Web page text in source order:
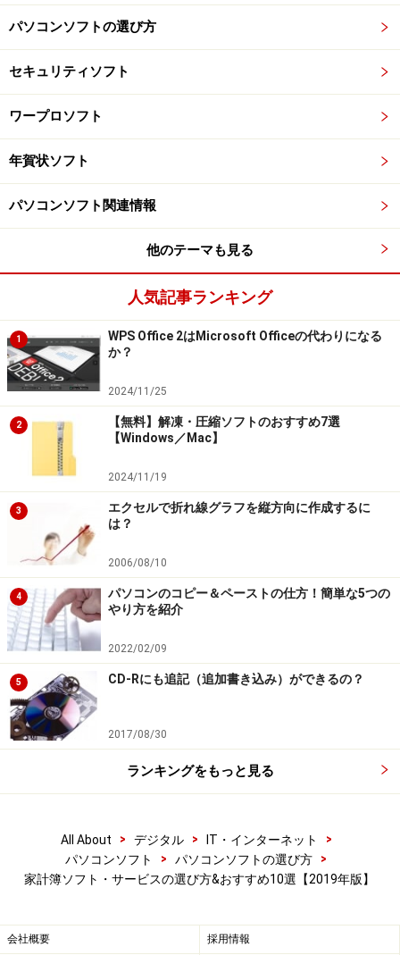
的な家庭と比べて食費が多いですよ！」なんてアドバイ
もなりますよね。
ここでは、代表的な家計簿ソフトを5本ご紹介します。
体験版や無料で使えるフリーソフト版が用意されている
製品もありますので、購入前には必ず試してみてくださ
また、最近はWebブラウザだけで利用できたり、スマー
したサービスは無料で利用できるものが多く、パソコン
られます。「これから始めてみよう」という方は、ぜひ
試してみてください。
てきぱき家計簿マム9（テクニカルソフト）
～カレンダーとレシート入力画面を一新し
てさらに便利に、使いやすく進化
「てきぱき家計簿マム9」は、最初の製品が1994年にリ
リースされた歴史のあるソフトです。バージョンアップ
のたびに機能を追加・改良しているのも安心できます。
たとえば、おサイフケータイやnanaco、WAON、Edyカ
ード、PASMOなどの電子マネー利用履歴を自動的に読み
取ったり（市販の専用リーダーが必要）、電気、ガス、
水道などの使用量をタブ分けして管理し、それぞれのグ
ラフを作成できる機能など、時代に合わせた機能が搭載
されています。画面デザインもアイコンが多用されて楽
しい雰囲気です。
てきぱき家計簿マム9。まずは体験版で試してみることをお
パソコンソフトの選び方
セキュリティソフト
ワープロソフト
年賀状ソフト
パソコンソフト関連情報
他のテーマも見る
人気記事ランキング
1
WPS Office 2はMicrosoft Officeの代わりになる
か？
2024/11/25
2
【無料】解凍・圧縮ソフトのおすすめ7選
【Windows／Mac】
2024/11/19
3
エクセルで折れ線グラフを縦方向に作成するに
は？
2006/08/10
4
パソコンのコピー＆ペーストの仕方！簡単な5つの
やり方を紹介
2022/02/09
5 CD-Rにも追記（追加書き込み）ができるの？
2017/08/30
ランキングをもっと見る
All About > デジタル > IT・インターネット
>
パソコンソフト
> パソコンソフトの選び方
>
家計簿ソフト・サービスの選び方&おすすめ10選【2019年版】
会社概要 採用情報